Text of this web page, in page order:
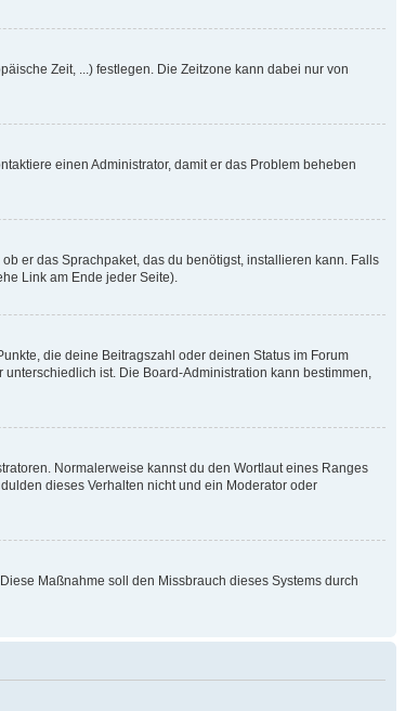
Zeit, ...) festlegen. Die Zeitzone kann dabei nur von
einen Administrator, damit er das Problem beheben
er das Sprachpaket, das du benötigst, installieren kann. Falls
Link am Ende jeder Seite).
die deine Beitragszahl oder deinen Status im Forum
ist. Die Board-Administration kann bestimmen,
Normalerweise kannst du den Wortlaut eines Ranges
dieses Verhalten nicht und ein Moderator oder
Maßnahme soll den Missbrauch dieses Systems durch